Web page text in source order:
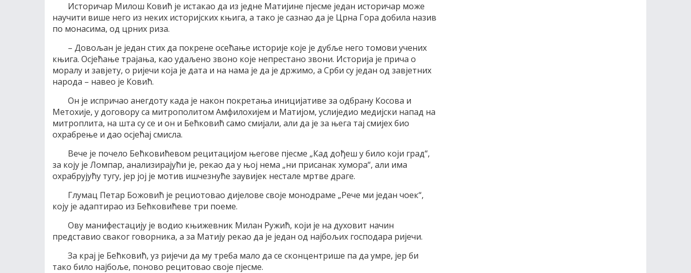
Историчар Милош Ковић је истакао да из једне Матијине пјесме један историчар може
научити више него из неких историјских књига, а тако је сазнао да је Црна Гора добила назив
по монасима, од црних риза.
– Довољан је један стих да покрене осећање историје које је дубље него томови учених
књига. Осјећање трајања, као удаљено звоно које непрестано звони. Историја је прича о
моралу и завјету, о ријечи која је дата и на нама је да је држимо, а Срби су један од завјетних
народа – навео је Ковић.
Он је испричао анегдоту када је након покретања иницијативе за одбрану Косова и
Метохије, у договору са митрополитом Амфилохијем и Матијом, услиједио медијски напад на
митроплита, на шта су се и он и Бећковић само смијали, али да је за њега тај смијех био
охрабрење и дао осјећај смисла.
Вече је почело Бећковићевом рецитацијом његове пјесме „Кад дођеш у било који град“,
за коју је Ломпар, анализирајући је, рекао да у њој нема „ни присанак хумора“, али има
охрабрујућу тугу, јер јој је мотив ишчезнуће заувијек нестале мртве драге.
Глумац Петар Божовић је рециотовао дијелове своје монодраме „Рече ми један чоек“,
коју је адаптирао из Бећковићеве три поеме.
Ову манифестацију је водио књижевник Милан Ружић, који је на духовит начин
представио сваког говорника, а за Матију рекао да је један од најбољих господара ријечи.
За крај је Бећковић, уз ријечи да му треба мало да се сконцентрише па да умре, јер би
тако било најбоље, поново рецитовао своје пјесме.